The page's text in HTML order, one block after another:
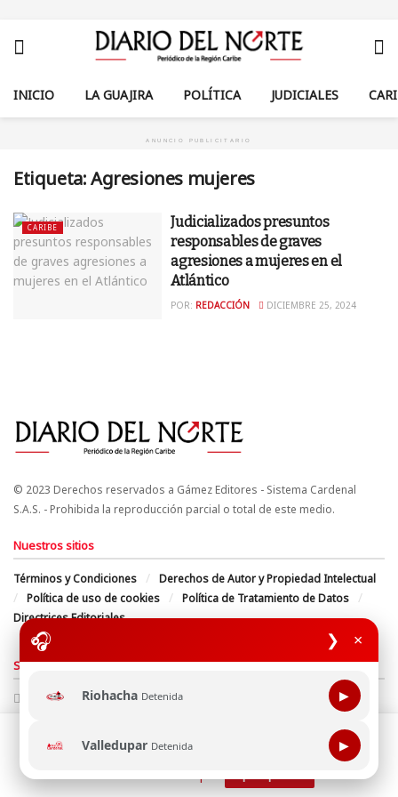
🎧 ❯ ×
Riohacha Detenida ▶
Valledupar Detenida ▶
INICIO LA GUAJIRA POLÍTICA JUDICIALES
ANUNCIO PUBLICITARIO
Etiqueta:Agresiones mujeres
CARIBE
Judicializados presuntos
responsables de graves
agresiones a mujeres en el
Atlántico
POR: REDACCIÓN DICIEMBRE 25, 2024
© 2023 Derechos reservados a Gámez Editores - Sistema Cardenal
S.A.S. - Prohibida la reproducción parcial o total de este medio.
Nuestros sitios
Términos y Condiciones
Derechos de Autor y Propiedad Intelectual
Política de uso de cookies
Política de Tratamiento de Datos
Directrices Editoriales
Síguenos
Esta página web usa cookie para mejorar tu experiencia de
navegación, al continuar aceptas nuestra política de uso de